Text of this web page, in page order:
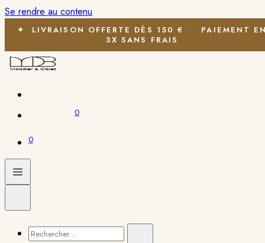
Se rendre au contenu
✦ LIVRAISON OFFERTE DÈS 150 € ·
PAIEMENT
3X SANS FRAIS
0
0